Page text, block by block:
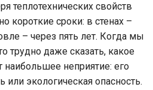
теплотехнических свойств
короткие сроки: в стенах –
– через пять лет. Когда мы
трудно даже сказать, какое
неприятие: его
или экологическая опасность.